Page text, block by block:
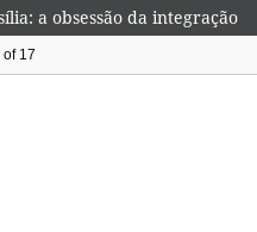
a obsessão da integração